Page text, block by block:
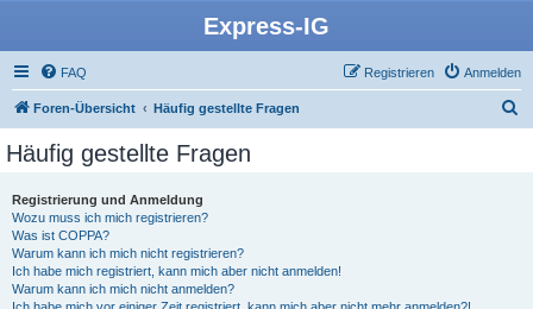
Express-IG
FAQ Anmelden
Registrieren
Foren-Übersicht Häufig gestellte Fragen
Häufig gestellte Fragen
Registrierung und Anmeldung
Wozu muss ich mich registrieren?
Was ist COPPA?
Warum kann ich mich nicht registrieren?
Ich habe mich registriert, kann mich aber nicht anmelden!
Warum kann ich mich nicht anmelden?